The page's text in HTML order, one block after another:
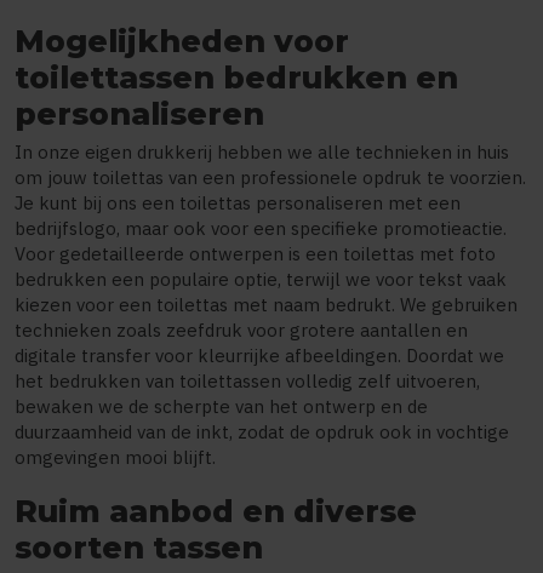
Mogelijkheden voor
toilettassen bedrukken en
personaliseren
In onze eigen drukkerij hebben we alle technieken in huis
om jouw toilettas van een professionele opdruk te voorzien.
Je kunt bij ons een toilettas personaliseren met een
bedrijfslogo, maar ook voor een specifieke promotieactie.
Voor gedetailleerde ontwerpen is een toilettas met foto
bedrukken een populaire optie, terwijl we voor tekst vaak
kiezen voor een toilettas met naam bedrukt. We gebruiken
technieken zoals zeefdruk voor grotere aantallen en
digitale transfer voor kleurrijke afbeeldingen. Doordat we
het bedrukken van toilettassen volledig zelf uitvoeren,
bewaken we de scherpte van het ontwerp en de
duurzaamheid van de inkt, zodat de opdruk ook in vochtige
omgevingen mooi blijft.
Ruim aanbod en diverse
soorten tassen